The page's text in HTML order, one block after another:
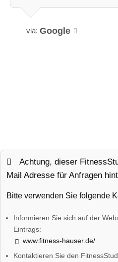
via: Google
Achtung, dieser
Mail Adresse für Anfragen
Bitte verwenden Sie folgende
Informieren Sie sich auf der
Eintrags:
www.fitness-hauser.de/
Kontaktieren Sie den